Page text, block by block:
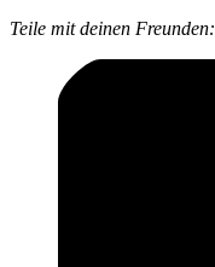
Teile mit deinen Freunden: